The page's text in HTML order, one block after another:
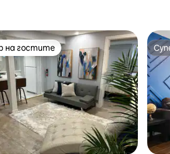
от 5, 40 отзива
на гостите
на гостите